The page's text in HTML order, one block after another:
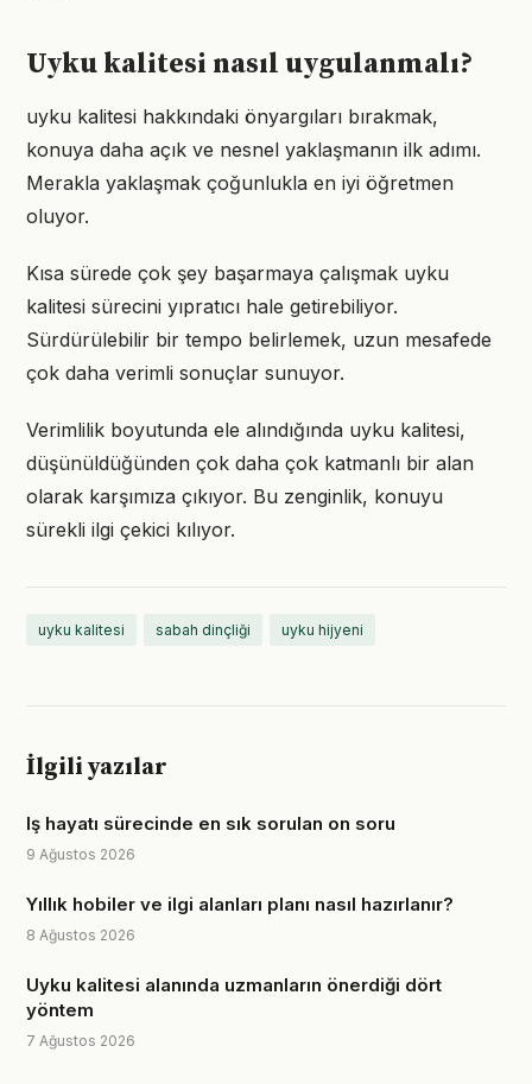
Uyku kalitesi nasıl uygulanmalı?
uyku kalitesi hakkındaki önyargıları bırakmak,
konuya daha açık ve nesnel yaklaşmanın ilk adımı.
Merakla yaklaşmak çoğunlukla en iyi öğretmen
oluyor.
Kısa sürede çok şey başarmaya çalışmak uyku
kalitesi sürecini yıpratıcı hale getirebiliyor.
Sürdürülebilir bir tempo belirlemek, uzun mesafede
çok daha verimli sonuçlar sunuyor.
Verimlilik boyutunda ele alındığında uyku kalitesi,
düşünüldüğünden çok daha çok katmanlı bir alan
olarak karşımıza çıkıyor. Bu zenginlik, konuyu
sürekli ilgi çekici kılıyor.
uyku kalitesi sabah dinçliği uyku hijyeni
İlgili yazılar
Iş hayatı sürecinde en sık sorulan on soru
9 Ağustos 2026
Yıllık hobiler ve ilgi alanları planı nasıl hazırlanır?
8 Ağustos 2026
Uyku kalitesi alanında uzmanların önerdiği dört
yöntem
7 Ağustos 2026